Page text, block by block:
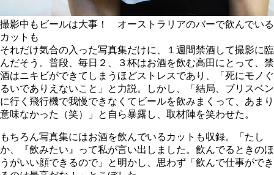
撮影中もビールは大事！ オーストラリアのバーで飲んでいる
カットも
それだけ気合の入った写真集だけに、１週間禁酒して撮影に臨
んだそう。普段、毎日２、３杯はお酒を飲む高田にとって、禁
酒はニキビができてしまうほどストレスであり、「死にモノぐ
るいでありえないこと」と力説。しかし、「結局、ブリスベン
に行く飛行機で我慢できなくてビールを飲みまくって、あまり
意味なかった（笑）」と自ら暴露し、取材陣を笑わせた。
もちろん写真集にはお酒を飲んでいるカットも収録。「たし
か、『飲みたい』って私が言い出しました。飲んでるときのほ
うがいい顔できるので」と明かし、思わず「飲んで仕事ができ